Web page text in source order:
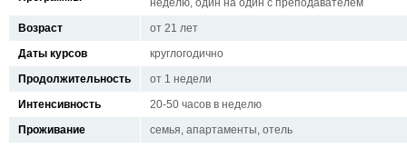
неделю, один на один с преподавателем
Возраст
от 21 лет
Даты курсов
круглогодично
Продолжительность
от 1 недели
Интенсивность
20-50 часов в неделю
Проживание
семья, апартаменты, отель